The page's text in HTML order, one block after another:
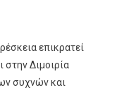
επικρατεί
Διμοιρία
συχνών και